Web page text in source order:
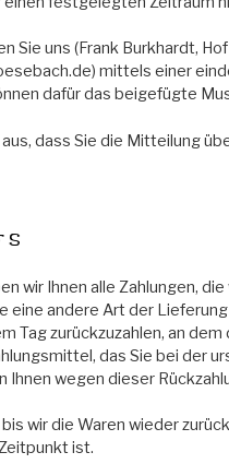
Sie uns (Frank Burkhardt,
mittels einer
dafür das beigefügte
dass Sie die Mitteilung
wir Ihnen alle Zahlungen,
eine andere Art der
Tag zurückzuzahlen, an
das Sie bei der
Ihnen wegen dieser
wir die Waren wieder
ist.